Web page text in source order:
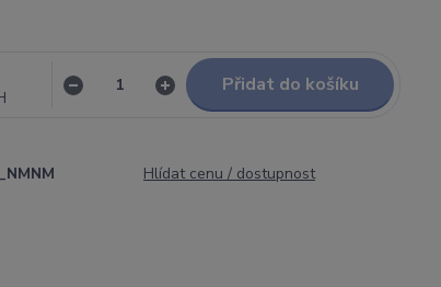
Přidat do košíku
Hlídat cenu / dostupnost